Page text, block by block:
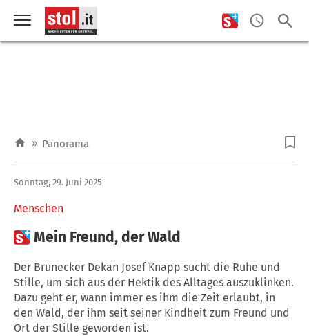
» Panorama
Menschen
Sonntag, 29. Juni 2025
Mein Freund, der Wald
Der Brunecker Dekan Josef Knapp sucht die Ruhe und
Stille, um sich aus der Hektik des Alltages auszuklinken.
Dazu geht er, wann immer es ihm die Zeit erlaubt, in
den Wald, der ihm seit seiner Kindheit zum Freund und
Ort der Stille geworden ist.